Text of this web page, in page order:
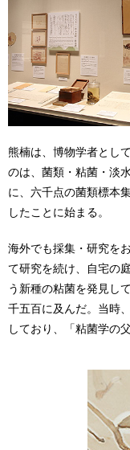
熊楠は、博物学者とし
のは、菌類・粘菌・淡
に、六千点の菌類標本
したことに始まる。
海外でも採集・研究を
て研究を続け、自宅の
う新種の粘菌を発見し
千五百に及んだ。当時
しており、「粘菌学の